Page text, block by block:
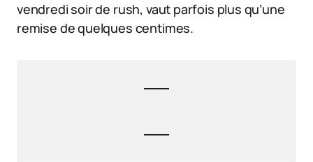
vendredi soir de rush, vaut parfois plus qu’une
remise de quelques centimes.